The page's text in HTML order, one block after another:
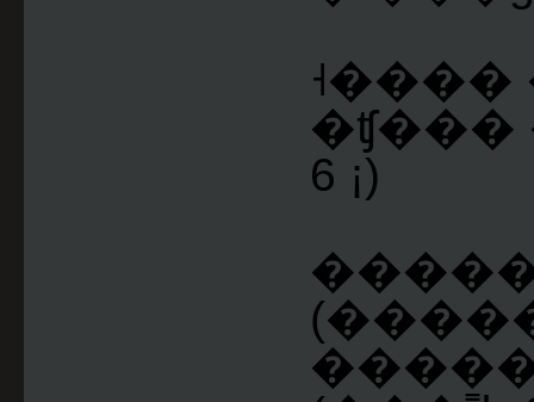
˧����
�ʧ���
6 ¡)